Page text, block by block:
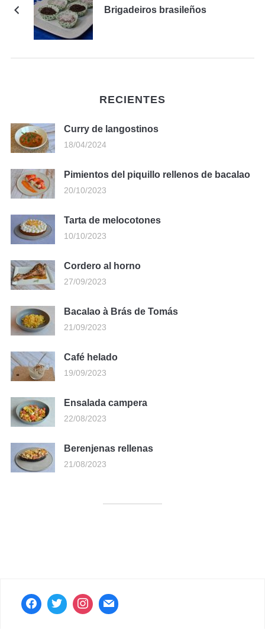
Brigadeiros brasileños
RECIENTES
Curry de langostinos
18/04/2024
Pimientos del piquillo rellenos de bacalao
20/10/2023
Tarta de melocotones
10/10/2023
Cordero al horno
27/09/2023
Bacalao à Brás de Tomás
21/09/2023
Café helado
19/09/2023
Ensalada campera
22/08/2023
Berenjenas rellenas
21/08/2023